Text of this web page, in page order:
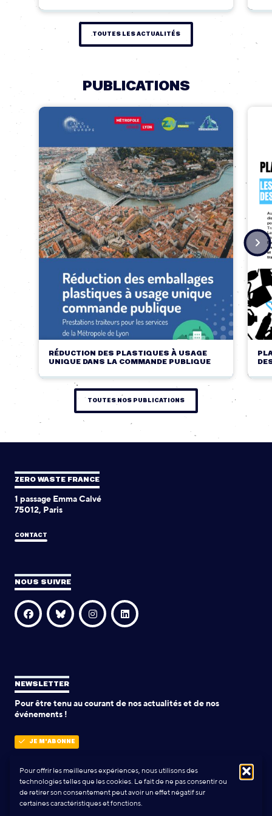
Pour offrir les meilleures expériences, nous utilisons des
technologies telles que les cookies. Le fait de ne pas consentir ou
de retirer son consentement peut avoir un effet négatif sur
certaines caractéristiques et fonctions.
TOUTES LES ACTUALITÉS
PUBLICATIONS
RÉDUCTION DES PLASTIQUES À USAGE
UNIQUE DANS LA COMMANDE PUBLIQUE
TOUTES NOS PUBLICATIONS
ZERO WASTE FRANCE
1 passage Emma Calvé
75012, Paris
CONTACT
NOUS SUIVRE
NEWSLETTER
Pour être tenu au courant de nos actualités et de nos
événements !
JE M'ABONNE
POLITIQUE DE CONFIDENTIALITÉ